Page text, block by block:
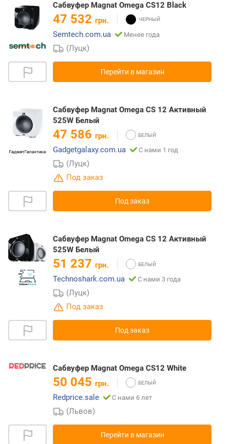
Сабвуфер Magnat Omega CS12 Black
47 532 грн.
Semtech.com.ua
Менее года
(Луцк)
Перейти в магазин
Сабвуфер Magnat Omega CS 12 Активный
525W Белый
47 586 грн.
Gadgetgalaxy.com.ua
С нами 1 год
(Луцк)
Под заказ
Под заказ
Сабвуфер Magnat Omega CS 12 Активный
525W Белый
51 237 грн.
Technoshark.com.ua
С нами 3 года
(Луцк)
Под заказ
Под заказ
Сабвуфер Magnat Omega CS12 White
50 045 грн.
Redprice.sale
С нами 6 лет
(Львов)
Перейти в магазин